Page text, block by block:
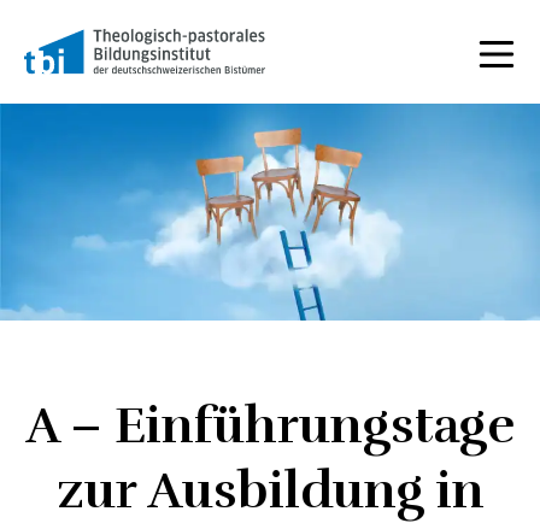
A – Einführungstage
zur Ausbildung in